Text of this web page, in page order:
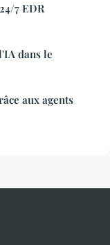
7 EDR
dans le
aux agents